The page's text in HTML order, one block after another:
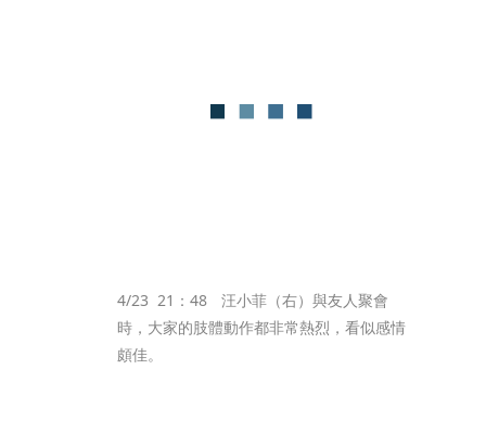
4/23  21：48 	汪小菲（右）與友人聚會
時，大家的肢體動作都非常熱烈，看似感情
頗佳。